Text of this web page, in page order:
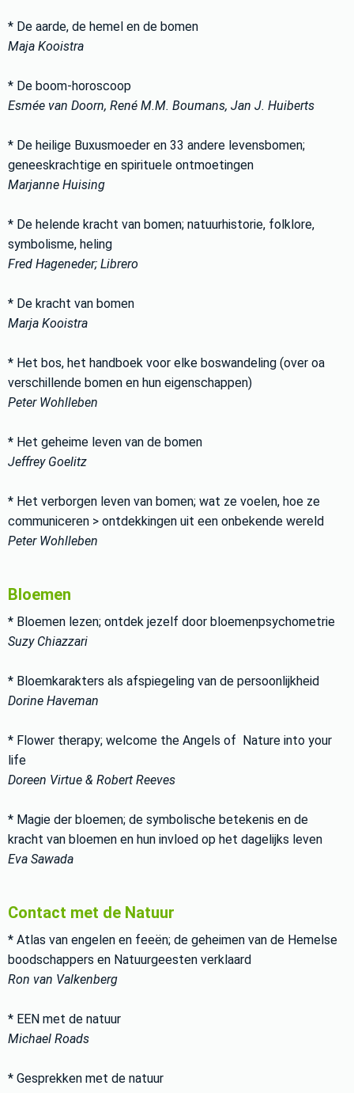
* De aarde, de hemel en de bomen
Maja Kooistra
* De boom-horoscoop
Esmée van Doorn, René M.M. Boumans, Jan J. Huiberts
* De heilige Buxusmoeder en 33 andere levensbomen;
geneeskrachtige en spirituele ontmoetingen
Marjanne Huising
* De helende kracht van bomen; natuurhistorie, folklore,
symbolisme, heling
Fred Hageneder; Librero
* De kracht van bomen
Marja Kooistra
* Het bos, het handboek voor elke boswandeling (over oa
verschillende bomen en hun eigenschappen)
Peter Wohlleben
* Het geheime leven van de bomen
Jeffrey Goelitz
* Het verborgen leven van bomen; wat ze voelen, hoe ze
communiceren > ontdekkingen uit een onbekende wereld
Peter Wohlleben
Bloemen
* Bloemen lezen; ontdek jezelf door bloemenpsychometrie
Suzy Chiazzari
* Bloemkarakters als afspiegeling van de persoonlijkheid
Dorine Haveman
* Flower therapy; welcome the Angels of Nature into your
life
Doreen Virtue & Robert Reeves
* Magie der bloemen; de symbolische betekenis en de
kracht van bloemen en hun invloed op het dagelijks leven
Eva Sawada
Contact met de Natuur
* Atlas van engelen en feeën; de geheimen van de Hemelse
boodschappers en Natuurgeesten verklaard
Ron van Valkenberg
* EEN met de natuur
Michael Roads
* Gesprekken met de natuur